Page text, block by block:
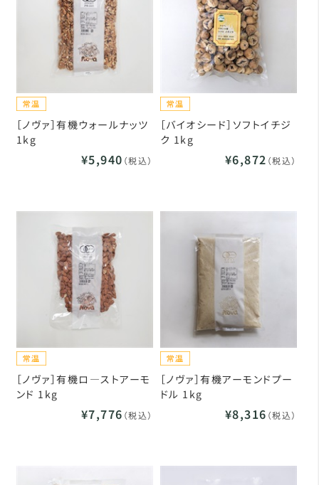
［ノヴァ］有機ウォールナッツ
1kg
¥5,940 （税込）
［バイオシード］ソフトイチジ
ク 1kg
¥6,872 （税込）
［ノヴァ］有機ロ―ストアーモ
ンド 1kg
¥7,776 （税込）
［ノヴァ］有機アーモンドプー
ドル 1kg
¥8,316 （税込）